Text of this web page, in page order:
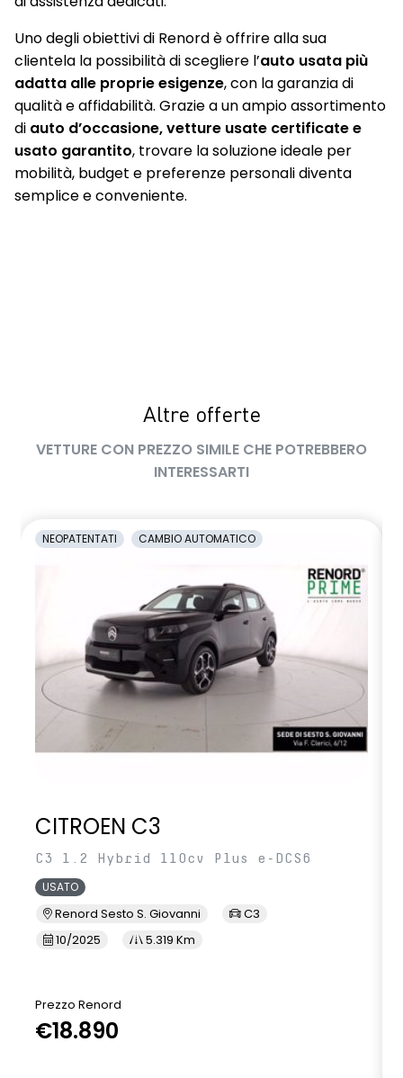
Uno degli obiettivi di Renord è offrire alla sua
clientela la possibilità di scegliere l’auto usata più
adatta alle proprie esigenze, con la garanzia di
qualità e affidabilità. Grazie a un ampio assortimento
di auto d’occasione, vetture usate certificate e
usato garantito, trovare la soluzione ideale per
mobilità, budget e preferenze personali diventa
semplice e conveniente.
Altre offerte
VETTURE CON PREZZO SIMILE CHE POTREBBERO
INTERESSARTI
NEOPATENTATI CAMBIO AUTOMATICO
CITROEN C3
C3 1.2 Hybrid 110cv Plus e-DCS6
USATO
Renord Sesto S. Giovanni
C3
10/2025
5.319 Km
Prezzo Renord
€18.890